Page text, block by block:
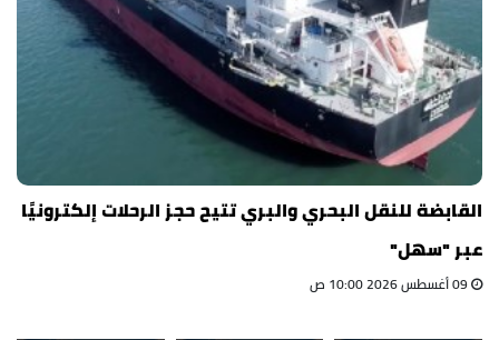
القابضة للنقل البحري والبري تتيح حجز الرحلات إلكترونيًا
عبر "سهل"